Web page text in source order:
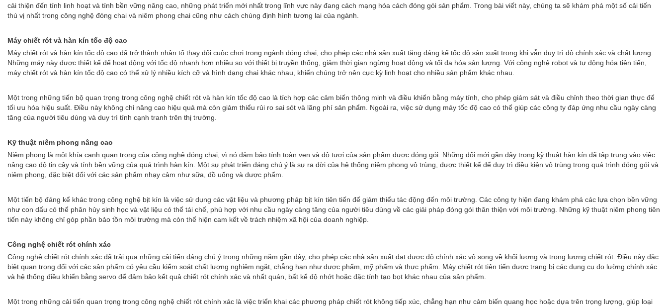
cải thiện đến tính linh hoạt và tính bền vững nâng cao, những phát triển mới nhất trong lĩnh vực này đang cách mạng hóa cách đóng gói sản phẩm. Trong bài viết này, chúng ta sẽ khám phá một số cải tiến
thú vị nhất trong công nghệ đóng chai và niêm phong chai cũng như cách chúng định hình tương lai của ngành.
Máy chiết rót và hàn kín tốc độ cao
Máy chiết rót và hàn kín tốc độ cao đã trở thành nhân tố thay đổi cuộc chơi trong ngành đóng chai, cho phép các nhà sản xuất tăng đáng kể tốc độ sản xuất trong khi vẫn duy trì độ chính xác và chất lượng.
Những máy này được thiết kế để hoạt động với tốc độ nhanh hơn nhiều so với thiết bị truyền thống, giảm thời gian ngừng hoạt động và tối đa hóa sản lượng. Với công nghệ robot và tự động hóa tiên tiến,
máy chiết rót và hàn kín tốc độ cao có thể xử lý nhiều kích cỡ và hình dạng chai khác nhau, khiến chúng trở nên cực kỳ linh hoạt cho nhiều sản phẩm khác nhau.
Một trong những tiến bộ quan trọng trong công nghệ chiết rót và hàn kín tốc độ cao là tích hợp các cảm biến thông minh và điều khiển bằng máy tính, cho phép giám sát và điều chỉnh theo thời gian thực để
tối ưu hóa hiệu suất. Điều này không chỉ nâng cao hiệu quả mà còn giảm thiểu rủi ro sai sót và lãng phí sản phẩm. Ngoài ra, việc sử dụng máy tốc độ cao có thể giúp các công ty đáp ứng nhu cầu ngày càng
tăng của người tiêu dùng và duy trì tính cạnh tranh trên thị trường.
Kỹ thuật niêm phong nâng cao
Niêm phong là một khía cạnh quan trọng của công nghệ đóng chai, vì nó đảm bảo tính toàn vẹn và độ tươi của sản phẩm được đóng gói. Những đổi mới gần đây trong kỹ thuật hàn kín đã tập trung vào việc
nâng cao độ tin cậy và tính bền vững của quá trình hàn kín. Một sự phát triển đáng chú ý là sự ra đời của hệ thống niêm phong vô trùng, được thiết kế để duy trì điều kiện vô trùng trong quá trình đóng gói và
niêm phong, đặc biệt đối với các sản phẩm nhạy cảm như sữa, đồ uống và dược phẩm.
Một tiến bộ đáng kể khác trong công nghệ bịt kín là việc sử dụng các vật liệu và phương pháp bịt kín tiên tiến để giảm thiểu tác động đến môi trường. Các công ty hiện đang khám phá các lựa chọn bền vững
như con dấu có thể phân hủy sinh học và vật liệu có thể tái chế, phù hợp với nhu cầu ngày càng tăng của người tiêu dùng về các giải pháp đóng gói thân thiện với môi trường. Những kỹ thuật niêm phong tiên
tiến này không chỉ góp phần bảo tồn môi trường mà còn thể hiện cam kết về trách nhiệm xã hội của doanh nghiệp.
Công nghệ chiết rót chính xác
Công nghệ chiết rót chính xác đã trải qua những cải tiến đáng chú ý trong những năm gần đây, cho phép các nhà sản xuất đạt được độ chính xác vô song về khối lượng và trọng lượng chiết rót. Điều này đặc
biệt quan trọng đối với các sản phẩm có yêu cầu kiểm soát chất lượng nghiêm ngặt, chẳng hạn như dược phẩm, mỹ phẩm và thực phẩm. Máy chiết rót tiên tiến được trang bị các dụng cụ đo lường chính xác
và hệ thống điều khiển bằng servo để đảm bảo kết quả chiết rót chính xác và nhất quán, bất kể độ nhớt hoặc đặc tính tạo bọt khác nhau của sản phẩm.
Một trong những cải tiến quan trọng trong công nghệ chiết rót chính xác là việc triển khai các phương pháp chiết rót không tiếp xúc, chẳng hạn như cảm biến quang học hoặc dựa trên trọng lượng, giúp loại